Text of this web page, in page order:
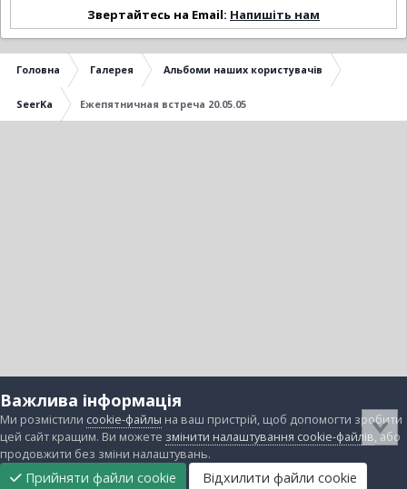
Звертайтесь на Email: Напишіть нам
Головна Галерея Альбоми наших користувачів
SeerKa Ежепятничная встреча 20.05.05
Важлива інформація
Ми розмістили cookie-файлы на ваш пристрій, щоб допомогти зробити
цей сайт кращим. Ви можете змінити налаштування cookie-файлів, або
продовжити без зміни налаштувань.
Прийняти файли cookie Відхилити файли cookie
Підтримати Прибрати